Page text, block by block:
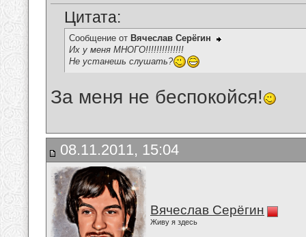
Цитата:
Сообщение от Вячеслав Серёгин
Их у меня МНОГО!!!!!!!!!!!!!!
Не устанешь слушать?
За меня не беспокойся!
08.11.2011, 15:04
Вячеслав Серёгин
Живу я здесь